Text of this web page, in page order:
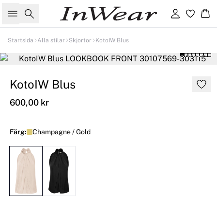
Sök Logga in
Startsida Alla stilar Skjortor KotoIW Blus
KotoIW Blus
600,00 kr
Färg: Champagne / Gold